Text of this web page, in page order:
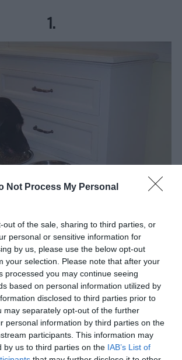
Not Process My Personal
out of the sale, sharing to third parties, or
personal or sensitive information for
by us, please use the below opt-out
your selection. Please note that after your
processed you may continue seeing
based on personal information utilized by
disclosed to third parties prior to
may separately opt-out of the further
personal information by third parties on the
participants. This information may
by us to third parties on the IAB’s List of
1.
1 / 8